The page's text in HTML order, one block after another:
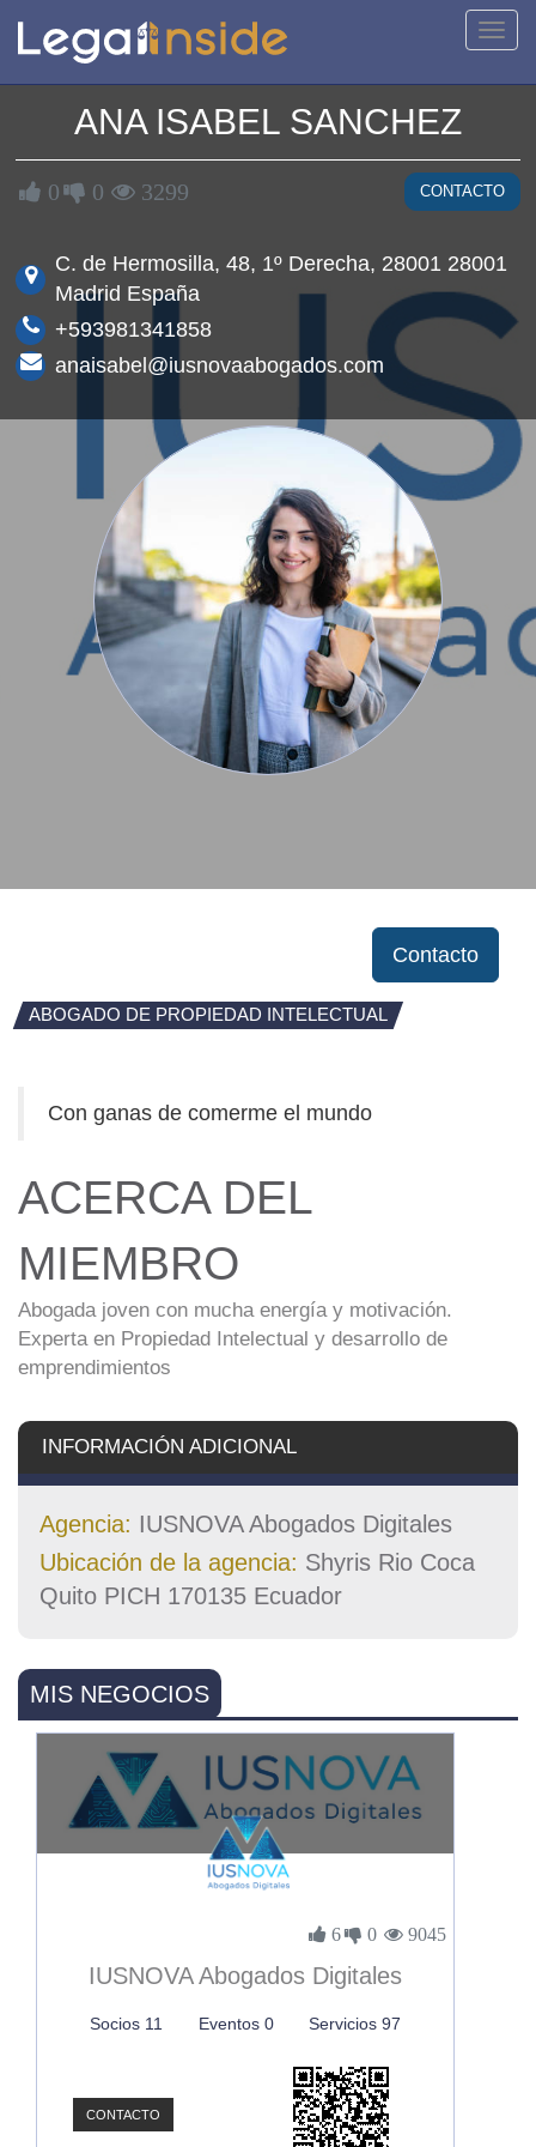
ANA ISABEL SANCHEZ
0 0 3299 CONTACTO
C. de Hermosilla, 48, 1º Derecha, 28001 28001
Madrid España
+593981341858
anaisabel@iusnovaabogados.com
Contacto
ABOGADO DE PROPIEDAD INTELECTUAL
Con ganas de comerme el mundo
ACERCA DEL
MIEMBRO
Abogada joven con mucha energía y motivación.
Experta en Propiedad Intelectual y desarrollo de
emprendimientos
INFORMACIÓN ADICIONAL
Agencia: IUSNOVA Abogados Digitales
Ubicación de la agencia: Shyris Rio Coca
Quito PICH 170135 Ecuador
MIS NEGOCIOS
6 0 9045
IUSNOVA Abogados Digitales
Socios 11 Eventos 0 Servicios 97
CONTACTO